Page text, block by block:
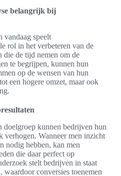
belangrijk bij
vandaag speelt
rol in het verbeteren van de
die de tijd nemen om de
te begrijpen, kunnen hun
op de wensen van hun
een hogere omzet, maar ook
doelgroep kunnen bedrijven hun
verhogen. Wanneer men inzicht
nodig hebben, kan men
die daar perfect op
stelt bedrijven in staat
waardoor conversies toenemen